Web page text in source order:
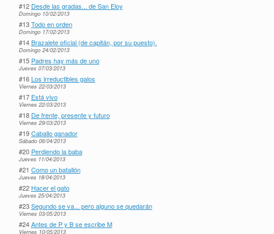
#12 Desde las gradas... de San Eloy
Domingo 10/02/2013
#13Todo en orden
Domingo 17/02/2013
#14Brazalete oficial (de capitán, por su puesto).
Domingo 24/02/2013
#15 Padres hay más de uno
Jueves 07/03/2013
#16Los irreductibles galos
Viernes 22/03/2013
#17 Está vivo
Viernes 22/03/2013
#18 De frente, presente y futuro
Viernes 29/03/2013
#19Caballo ganador
Sábado 06/04/2013
#20 Perdiendo la baba
Jueves 11/04/2013
#21 Como un batallón
Jueves 18/04/2013
#22 Hacer el gato
Jueves 25/04/2013
#23Segundo se va... pero alguno se quedarán
Viernes 03/05/2013
#24Antes de P y B se escribe M
Viernes 10/05/2013